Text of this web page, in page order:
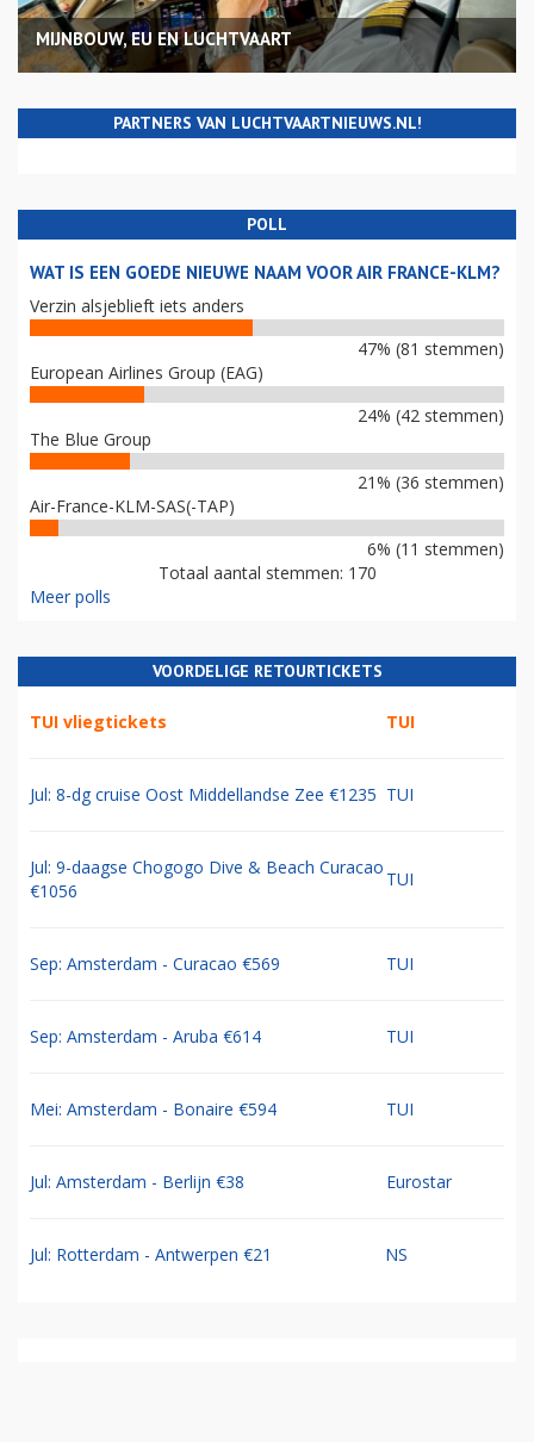
MIJNBOUW, EU EN LUCHTVAART
PARTNERS VAN LUCHTVAARTNIEUWS.NL!
POLL
WAT IS EEN GOEDE NIEUWE NAAM VOOR AIR FRANCE-KLM?
Verzin alsjeblieft iets anders
47% (81 stemmen)
European Airlines Group (EAG)
24% (42 stemmen)
The Blue Group
21% (36 stemmen)
Air-France-KLM-SAS(-TAP)
6% (11 stemmen)
Totaal aantal stemmen: 170
Meer polls
VOORDELIGE RETOURTICKETS
TUI vliegtickets TUI
Jul: 8-dg cruise Oost Middellandse Zee €1235 TUI
Jul: 9-daagse Chogogo Dive & Beach Curacao
€1056
TUI
Sep: Amsterdam - Curacao €569 TUI
Sep: Amsterdam - Aruba €614 TUI
Mei: Amsterdam - Bonaire €594 TUI
Jul: Amsterdam - Berlijn €38 Eurostar
Jul: Rotterdam - Antwerpen €21 NS